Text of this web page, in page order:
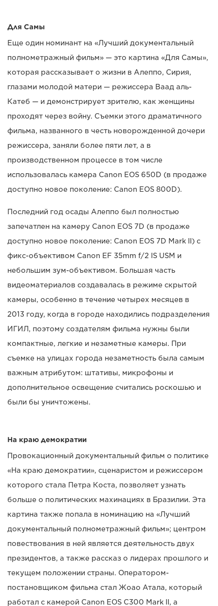
Для Самы
Еще один номинант на «Лучший документальный
полнометражный фильм» — это картина «Для Самы»,
которая рассказывает о жизни в Алеппо, Сирия,
глазами молодой матери — режиссера Ваад аль-
Катеб — и демонстрирует зрителю, как женщины
проходят через войну. Съемки этого драматичного
фильма, названного в честь новорожденной дочери
режиссера, заняли более пяти лет, а в
производственном процессе в том числе
использовалась камера Canon EOS 650D (в продаже
доступно новое поколение: Canon EOS 800D).
Последний год осады Алеппо был полностью
запечатлен на камеру Canon EOS 7D (в продаже
доступно новое поколение: Canon EOS 7D Mark II) с
фикс-объективом Canon EF 35mm f/2 IS USM и
небольшим зум-объективом. Большая часть
видеоматериалов создавалась в режиме скрытой
камеры, особенно в течение четырех месяцев в
2013 году, когда в городе находились подразделения
ИГИЛ, поэтому создателям фильма нужны были
компактные, легкие и незаметные камеры. При
съемке на улицах города незаметность была самым
важным атрибутом: штативы, микрофоны и
дополнительное освещение считались роскошью и
были бы уничтожены.
На краю демократии
Провокационный документальный фильм о политике
«На краю демократии», сценаристом и режиссером
которого стала Петра Коста, позволяет узнать
больше о политических махинациях в Бразилии. Эта
картина также попала в номинацию на «Лучший
документальный полнометражный фильм»; центром
повествования в ней является деятельность двух
президентов, а также рассказ о лидерах прошлого и
текущем положении страны. Оператором-
постановщиком фильма стал Жоао Атала, который
работал с камерой Canon EOS C300 Mark II, а